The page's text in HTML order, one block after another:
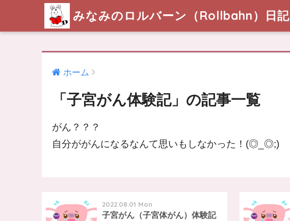
みなみのロルバーン（Rollbahn）日記
ホーム
「子宮がん体験記」の記事一覧
がん？？？
自分ががんになるなんて思いもしなかった！(◎_◎;)
2022.08.01 Mon
子宮がん（子宮体がん）体験記